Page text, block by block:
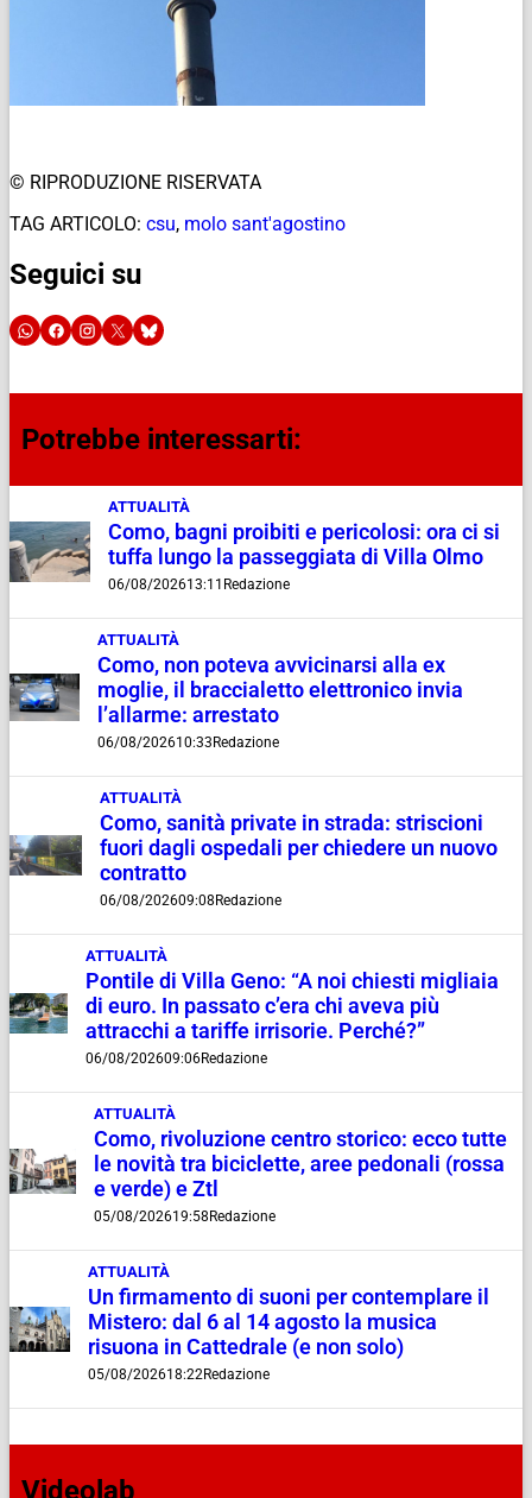
© RIPRODUZIONE RISERVATA
TAG ARTICOLO: csu, molo sant'agostino
Seguici su
Potrebbe interessarti:
ATTUALITÀ
Como, bagni proibiti e pericolosi: ora ci si
tuffa lungo la passeggiata di Villa Olmo
06/08/202613:11 Redazione
ATTUALITÀ
Como, non poteva avvicinarsi alla ex
moglie, il braccialetto elettronico invia
l’allarme: arrestato
06/08/202610:33 Redazione
ATTUALITÀ
Como, sanità private in strada: striscioni
fuori dagli ospedali per chiedere un nuovo
contratto
06/08/202609:08 Redazione
ATTUALITÀ
Pontile di Villa Geno: “A noi chiesti migliaia
di euro. In passato c’era chi aveva più
attracchi a tariffe irrisorie. Perché?”
06/08/202609:06Redazione
ATTUALITÀ
Como, rivoluzione centro storico: ecco tutte
le novità tra biciclette, aree pedonali (rossa
e verde) e Ztl
05/08/202619:58 Redazione
ATTUALITÀ
Un firmamento di suoni per contemplare il
Mistero: dal 6 al 14 agosto la musica
risuona in Cattedrale (e non solo)
05/08/202618:22Redazione
Videolab